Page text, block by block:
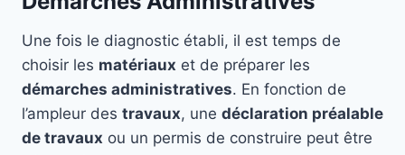
Une fois le diagnostic établi, il est temps de
choisir les matériaux et de préparer les
démarches administratives. En fonction de
l’ampleur des travaux, une déclaration préalable
de travaux ou un permis de construire peut être